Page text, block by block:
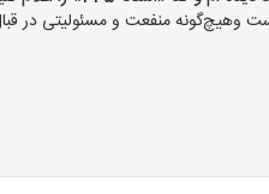
منفعت و مسئولیتی در